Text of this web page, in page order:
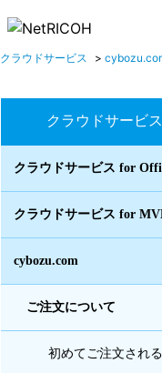
クラウドサービス >
クラウドサービス
クラウドサービス for
クラウドサービス for
cybozu.com
ご注文について
初めてご注文され